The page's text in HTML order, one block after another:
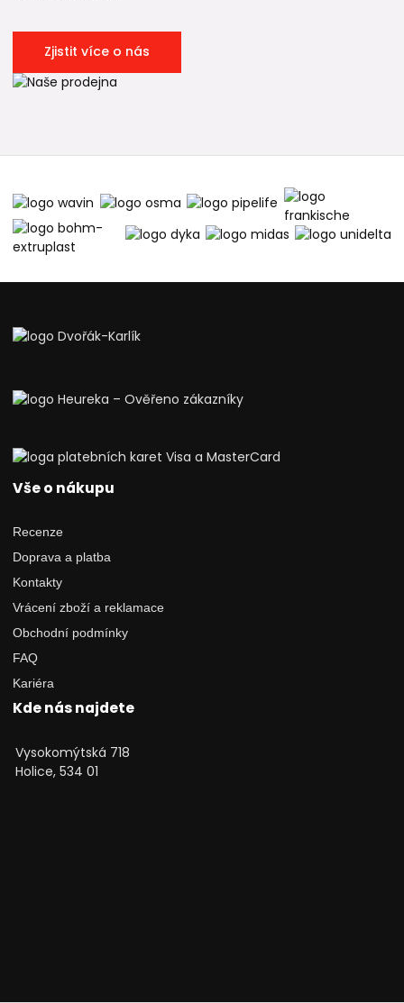
Zjistit více o nás
Vše o nákupu
Recenze
Doprava a platba
Kontakty
Vrácení zboží a reklamace
Obchodní podmínky
FAQ
Kariéra
Kde nás najdete
Vysokomýtská 718
Holice, 534 01